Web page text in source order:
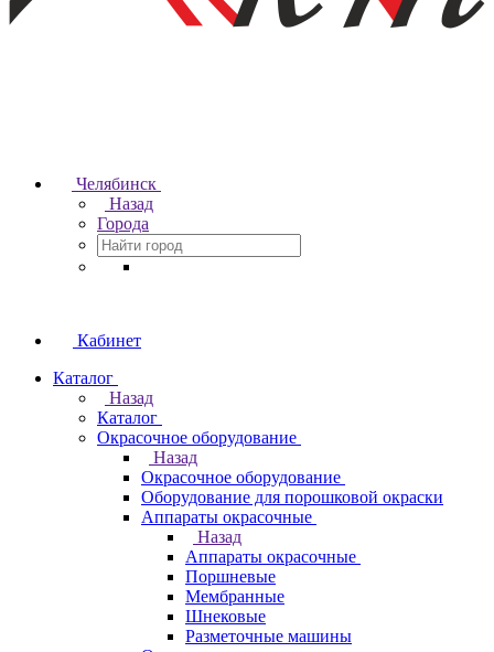
Челябинск
Назад
Города
Кабинет
Каталог
Назад
Каталог
Окрасочное оборудование
Назад
Окрасочное оборудование
Оборудование для порошковой окраски
Аппараты окрасочные
Назад
Аппараты окрасочные
Поршневые
Мембранные
Шнековые
Разметочные машины